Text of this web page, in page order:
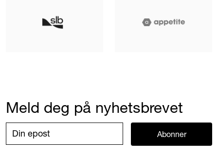
Meld deg på nyhetsbrevet
Abonner